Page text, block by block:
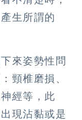
生所謂的
來姿勢性問
頸椎磨損、
經等，此
現沾黏或是